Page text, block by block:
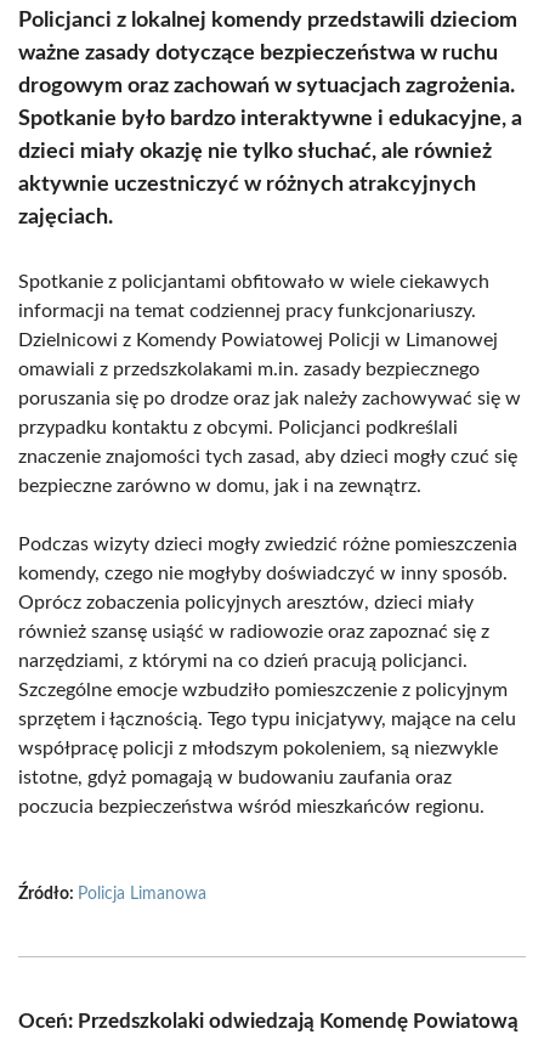
Policjanci z lokalnej komendy przedstawili dzieciom
ważne zasady dotyczące bezpieczeństwa w ruchu
drogowym oraz zachowań w sytuacjach zagrożenia.
Spotkanie było bardzo interaktywne i edukacyjne, a
dzieci miały okazję nie tylko słuchać, ale również
aktywnie uczestniczyć w różnych atrakcyjnych
zajęciach.
Spotkanie z policjantami obfitowało w wiele ciekawych
informacji na temat codziennej pracy funkcjonariuszy.
Dzielnicowi z Komendy Powiatowej Policji w Limanowej
omawiali z przedszkolakami m.in. zasady bezpiecznego
poruszania się po drodze oraz jak należy zachowywać się w
przypadku kontaktu z obcymi. Policjanci podkreślali
znaczenie znajomości tych zasad, aby dzieci mogły czuć się
bezpieczne zarówno w domu, jak i na zewnątrz.
Podczas wizyty dzieci mogły zwiedzić różne pomieszczenia
komendy, czego nie mogłyby doświadczyć w inny sposób.
Oprócz zobaczenia policyjnych aresztów, dzieci miały
również szansę usiąść w radiowozie oraz zapoznać się z
narzędziami, z którymi na co dzień pracują policjanci.
Szczególne emocje wzbudziło pomieszczenie z policyjnym
sprzętem i łącznością. Tego typu inicjatywy, mające na celu
współpracę policji z młodszym pokoleniem, są niezwykle
istotne, gdyż pomagają w budowaniu zaufania oraz
poczucia bezpieczeństwa wśród mieszkańców regionu.
Źródło: Policja Limanowa
Oceń: Przedszkolaki odwiedzają Komendę Powiatową